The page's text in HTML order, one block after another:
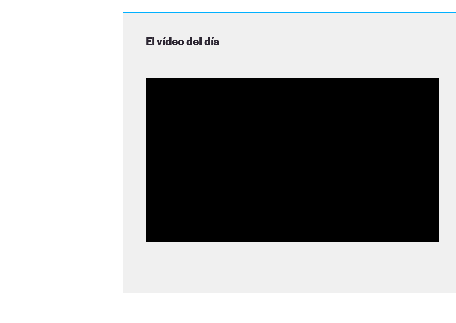
El vídeo del día